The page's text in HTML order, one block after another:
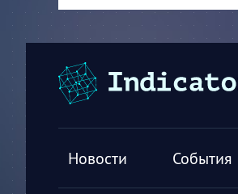
Новости События